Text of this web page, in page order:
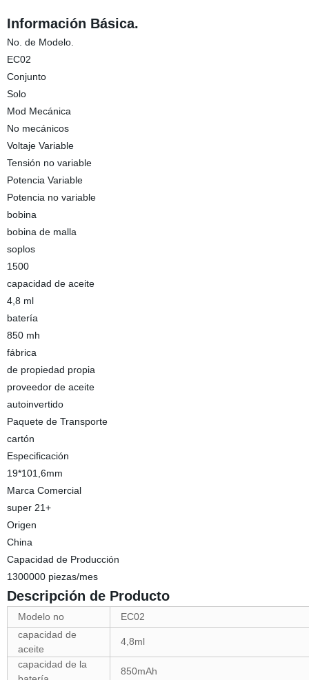
Información Básica.
No. de Modelo.
EC02
Conjunto
Solo
Mod Mecánica
No mecánicos
Voltaje Variable
Tensión no variable
Potencia Variable
Potencia no variable
bobina
bobina de malla
soplos
1500
capacidad de aceite
4,8 ml
batería
850 mh
fábrica
de propiedad propia
proveedor de aceite
autoinvertido
Paquete de Transporte
cartón
Especificación
19*101,6mm
Marca Comercial
super 21+
Origen
China
Capacidad de Producción
1300000 piezas/mes
Descripción de Producto
Modelo no
EC02
capacidad de
aceite
4,8ml
capacidad de la
850mAh